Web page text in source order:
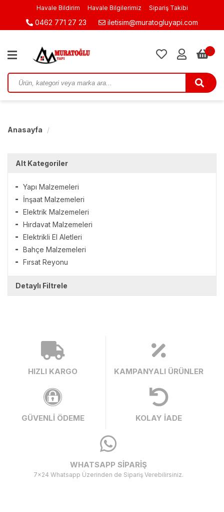
Havale Bildirim Havale Bilgilerimiz Sipariş Takibi
0462 771 27 23 iletisim@muratogluyapi.com
0
Anasayfa
Alt Kategoriler
Yapı Malzemeleri
İnşaat Malzemeleri
Elektrik Malzemeleri
Hırdavat Malzemeleri
Elektrikli El Aletleri
Bahçe Malzemeleri
Fırsat Reyonu
Detaylı Filtrele
HIZLI KARGO KAMPANYALI ÜRÜNLER
GÜVENLİ ÖDEME KOLAY İADE
WHATSAPP SİPARİŞ
7x24 Whatsapp Üzerinden de Sipariş Verebilirsiniz.